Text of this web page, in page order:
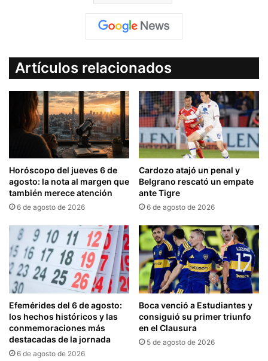
Artículos relacionados
Horóscopo del jueves 6 de
agosto: la nota al margen que
también merece atención
6 de agosto de 2026
Cardozo atajó un penal y
Belgrano rescató un empate
ante Tigre
6 de agosto de 2026
Efemérides del 6 de agosto:
los hechos históricos y las
conmemoraciones más
destacadas de la jornada
6 de agosto de 2026
Boca venció a Estudiantes y
consiguió su primer triunfo
en el Clausura
5 de agosto de 2026